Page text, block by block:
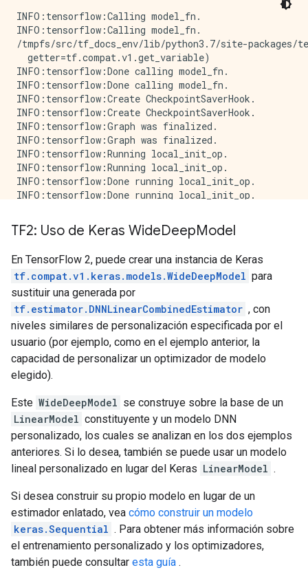
INFO:tensorflow:Calling model_fn.
INFO:tensorflow:Calling model_fn.
/tmpfs/src/tf_docs_env/lib/python3.7/site-packages/
  getter=tf.compat.v1.get_variable)
INFO:tensorflow:Done calling model_fn.
INFO:tensorflow:Done calling model_fn.
INFO:tensorflow:Create CheckpointSaverHook.
INFO:tensorflow:Create CheckpointSaverHook.
INFO:tensorflow:Graph was finalized.
INFO:tensorflow:Graph was finalized.
INFO:tensorflow:Running local_init_op.
INFO:tensorflow:Running local_init_op.
INFO:tensorflow:Done running local_init_op.
INFO:tensorflow:Done running local_init_op.
INFO:tensorflow:Calling checkpoint listeners before
INFO:tensorflow:Saving checkpoints for 0 into /tmp/
INFO:tensorflow:Calling checkpoint listeners after
INFO:tensorflow:Calling checkpoint listeners after
INFO:tensorflow:loss = 2.5475807, step = 0
INFO:tensorflow:loss = 2.5475807, step = 0
INFO:tensorflow:Calling checkpoint listeners before
INFO:tensorflow:Calling checkpoint listeners before
INFO:tensorflow:Saving checkpoints for 20 into /tmp/
INFO:tensorflow:Saving checkpoints for 20 into /tmp/
INFO:tensorflow:Calling checkpoint listeners after
INFO:tensorflow:Loss for final step: 0.58060575.
INFO:tensorflow:Loss for final step: 0.58060575.
INFO:tensorflow:Calling model_fn.
INFO:tensorflow:Calling model_fn.
INFO:tensorflow:Done calling model_fn.
INFO:tensorflow:Done calling model_fn.
INFO:tensorflow:Starting evaluation at 2022-01-
INFO:tensorflow:Graph was finalized.
INFO:tensorflow:Graph was finalized.
INFO:tensorflow:Restoring parameters from /tmp/
INFO:tensorflow:Restoring parameters from /tmp/
INFO:tensorflow:Running local_init_op.
TF2: Uso de Keras WideDeepModel
En TensorFlow 2, puede crear una instancia de Keras
tf.compat.v1.keras.models.WideDeepModel para
sustituir una generada por
tf.estimator.DNNLinearCombinedEstimator , con
niveles similares de personalización especificada por el
usuario (por ejemplo, como en el ejemplo anterior, la
capacidad de personalizar un optimizador de modelo
elegido).
Este WideDeepModel se construye sobre la base de un
LinearModel constituyente y un modelo DNN
personalizado, los cuales se analizan en los dos ejemplos
anteriores. Si lo desea, también se puede usar un modelo
lineal personalizado en lugar del Keras LinearModel .
Si desea construir su propio modelo en lugar de un
estimador enlatado, vea cómo construir un modelo
keras.Sequential . Para obtener más información sobre
el entrenamiento personalizado y los optimizadores,
también puede consultar esta guía .